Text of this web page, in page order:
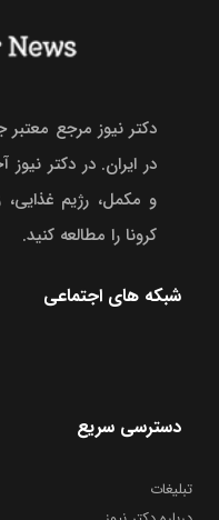
دکتر نیوز مرجع
در ایران. در دکتر نیوز
و مکمل، رژیم
کرونا را مطالعه کنید.
شبکه های اجتماعی
دسترسی سریع
تبلیغات